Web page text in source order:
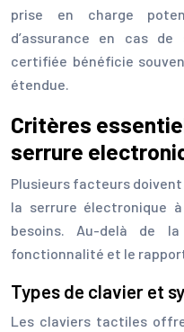
prise en charge
d’assurance en cas
certifiée bénéficie
étendue.
Critères
serrure
Plusieurs facteurs
la serrure électronique
besoins. Au-delà de la
fonctionnalité et le
Types de clavier et
Les claviers tactiles